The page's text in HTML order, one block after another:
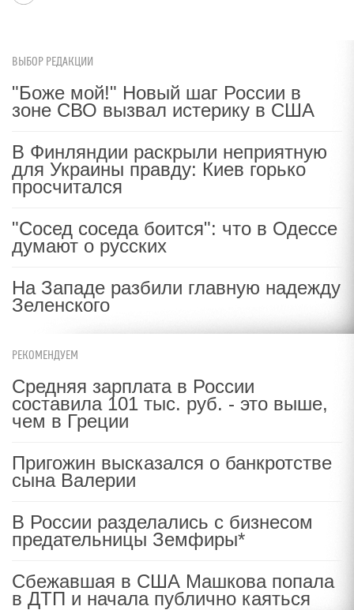
ВЫБОР РЕДАКЦИИ
"Боже мой!" Новый шаг России в
зоне СВО вызвал истерику в США
В Финляндии раскрыли неприятную
для Украины правду: Киев горько
просчитался
"Сосед соседа боится": что в Одессе
думают о русских
На Западе разбили главную надежду
Зеленского
РЕКОМЕНДУЕМ
Средняя зарплата в России
составила 101 тыс. руб. - это выше,
чем в Греции
Пригожин высказался о банкротстве
сына Валерии
В России разделались с бизнесом
предательницы Земфиры*
Сбежавшая в США Машкова попала
в ДТП и начала публично каяться